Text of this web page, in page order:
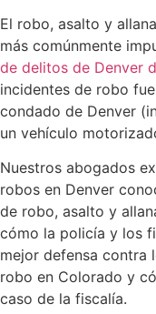
El robo, asalto y
más comúnmente
de delitos de Denver
incidentes de robo
condado de Denver
un vehículo
Nuestros abogados
robos en Denver
de robo, asalto y
cómo la policía y los
mejor defensa contra
robo en Colorado y
caso de la fiscalía.